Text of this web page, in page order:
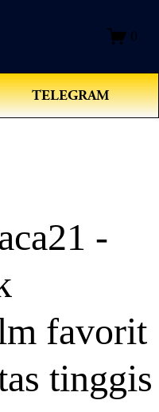
0
TELEGRAM
-
favorit
tinggis